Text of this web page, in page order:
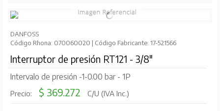
DANFOSS
Código Rhona: 070060020 | Código Fabricante: 17-521566
Interruptor de presión RT121 - 3/8"
Intervalo de presión -1-0.00 bar - 1P
Precio: $ 369.272 C/U (IVA Inc.)